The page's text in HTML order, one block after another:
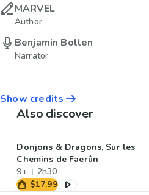
MARVEL
Author
Benjamin Bollen
Narrator
Show credits
Also discover
Donjons & Dragons, Sur les
Chemins de Faerûn
9+
2h30
$17.99